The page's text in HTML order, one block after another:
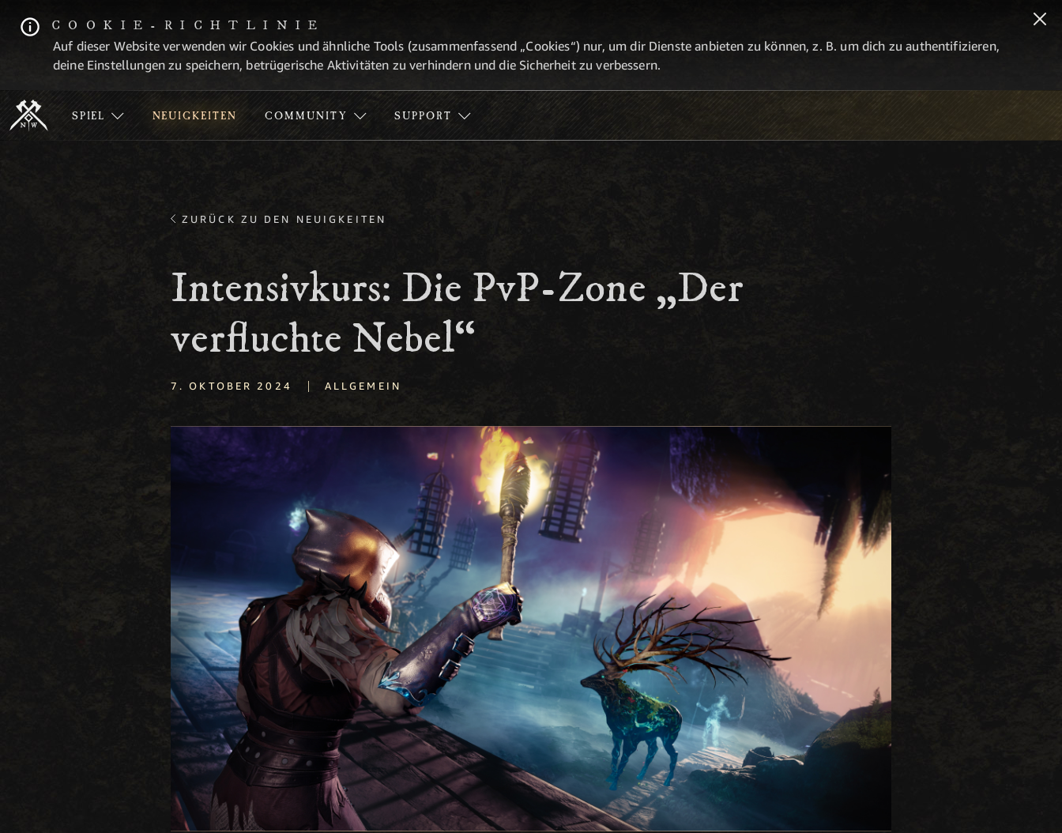
COOKIE-RICHTLINIE
Auf dieser Website verwenden wir Cookies und ähnliche Tools (zusammenfassend „Cookies“) nur, um dir Dienste anbieten zu können, z. B. um dich zu authentifizieren,
deine Einstellungen zu speichern, betrügerische Aktivitäten zu verhindern und die Sicherheit zu verbessern.
SPIEL NEUIGKEITEN COMMUNITY SUPPORT
ZURÜCK ZU DEN NEUIGKEITEN
Intensivkurs: Die PvP-Zone „Der
verfluchte Nebel“
7. OKTOBER 2024 | ALLGEMEIN